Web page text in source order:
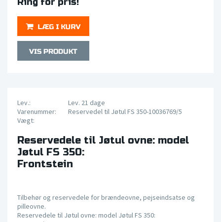
Lev.:
Lev. 21 dage
Varenummer:
Reservedel til Jøtul FS 350-10036769/5
Vægt:
Reservedele til Jøtul ovne: model
Jøtul FS 350:
Frontstein
Tilbehør og reservedele for brændeovne, pejseindsatse og
pilleovne.
Reservedele til Jøtul ovne: model Jøtul FS 350: